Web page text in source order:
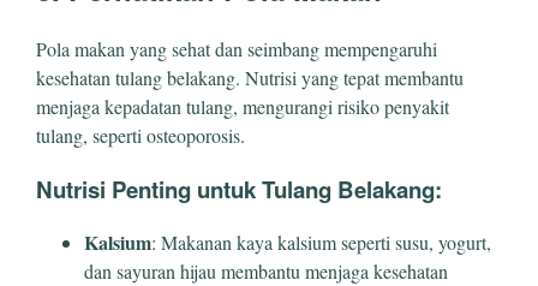
Pola makan yang sehat dan seimbang mempengaruhi
kesehatan tulang belakang. Nutrisi yang tepat membantu
menjaga kepadatan tulang, mengurangi risiko penyakit
tulang, seperti osteoporosis.
Nutrisi Penting untuk Tulang Belakang:
Kalsium: Makanan kaya kalsium seperti susu, yogurt,
dan sayuran hijau membantu menjaga kesehatan